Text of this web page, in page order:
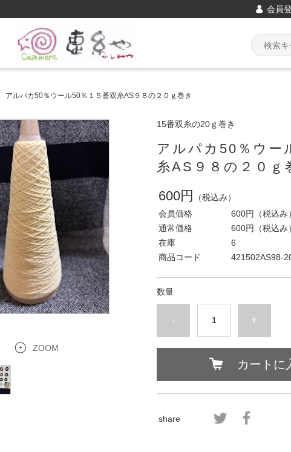
会員
アルパカ50％ウール50％１５番双糸AS９８の２０ｇ巻き
ZOOM
15番双糸の20ｇ巻き
アルパカ50％ウー
糸AS９８の２０ｇ
600円
（税込み）
会員価格
600円
（税込み）
通常価格
600円
（税込み）
在庫
6
商品コード
421502AS98-
数量
- +
カートに
share